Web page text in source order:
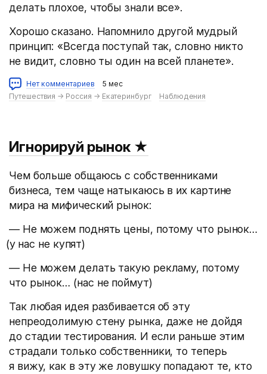
делать плохое, чтобы знали все».
Хорошо сказано. Напомнило другой мудрый
принцип: «Всегда поступай так, словно никто
не видит, словно ты один на всей планете».
Нет комментариев
5 мес
Путешествия → Россия → Екатеринбург Наблюдения
Игнорируй рынок★
Чем больше общаюсь с собственниками
бизнеса, тем чаще натыкаюсь в их картине
мира на мифический рынок:
— Не можем поднять цены, потому что рынок…
(у нас не купят)
— Не можем делать такую рекламу, потому
что рынок… (нас не поймут)
Так любая идея разбивается об эту
непреодолимую стену рынка, даже не дойдя
до стадии тестирования. И если раньше этим
страдали только собственники, то теперь
я вижу, как в эту же ловушку попадают те, кто